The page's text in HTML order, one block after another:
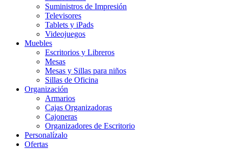
Suministros de Impresión
Televisores
Tablets y iPads
Videojuegos
Muebles
Escritorios y Libreros
Mesas
Mesas y Sillas para niños
Sillas de Oficina
Organización
Armarios
Cajas Organizadoras
Cajoneras
Organizadores de Escritorio
Personalízalo
Ofertas